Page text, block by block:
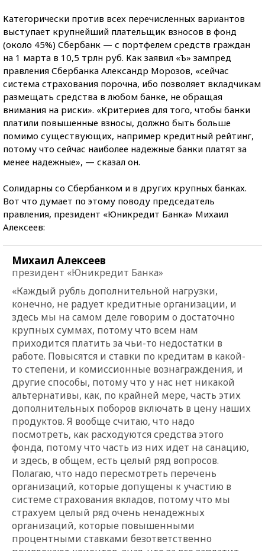
Категорически против всех перечисленных вариантов
выступает крупнейший плательщик взносов в фонд
(около 45%) Сбербанк — с портфелем средств граждан
на 1 марта в 10,5 трлн руб. Как заявил «Ъ» зампред
правления Сбербанка Александр Морозов, «сейчас
система страхования порочна, ибо позволяет вкладчикам
размещать средства в любом банке, не обращая
внимания на риски». «Критериев для того, чтобы банки
платили повышенные взносы, должно быть больше
помимо существующих, например кредитный рейтинг,
потому что сейчас наиболее надежные банки платят за
менее надежные», — сказал он.
Солидарны со Сбербанком и в других крупных банках.
Вот что думает по этому поводу председатель
правления, президент «Юникредит Банка» Михаил
Алексеев:
Михаил Алексеев
президент «Юникредит Банка»
«Каждый рубль дополнительной нагрузки,
конечно, не радует кредитные организации, и
здесь мы на самом деле говорим о достаточно
крупных суммах, потому что всем нам
приходится платить за чьи-то недостатки в
работе. Повысятся и ставки по кредитам в какой-
то степени, и комиссионные вознаграждения, и
другие способы, потому что у нас нет никакой
альтернативы, как, по крайней мере, часть этих
дополнительных поборов включать в цену наших
продуктов. Я вообще считаю, что надо
посмотреть, как расходуются средства этого
фонда, потому что часть из них идет на санацию,
и здесь, в общем, есть целый ряд вопросов.
Полагаю, что надо пересмотреть перечень
организаций, которые допущены к участию в
системе страхования вкладов, потому что мы
страхуем целый ряд очень ненадежных
организаций, которые повышенными
процентными ставками безответственно